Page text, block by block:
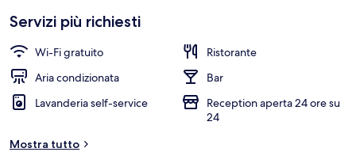
Servizi più richiesti
Wi-Fi gratuito
Ristorante
Aria condizionata
Bar
Lavanderia self-service
Reception aperta 24 ore su
24
Mostra tutto